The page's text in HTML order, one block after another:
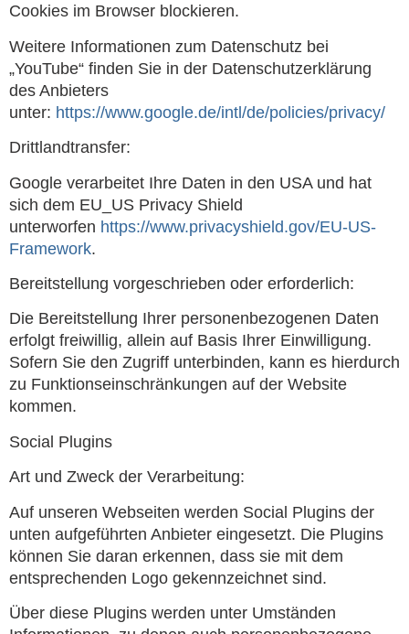
Cookies im Browser blockieren.
Weitere Informationen zum Datenschutz bei
„YouTube“ finden Sie in der Datenschutzerklärung
des Anbieters
unter: https://www.google.de/intl/de/policies/privacy/
Drittlandtransfer:
Google verarbeitet Ihre Daten in den USA und hat
sich dem EU_US Privacy Shield
unterworfen https://www.privacyshield.gov/EU-US-
Framework.
Bereitstellung vorgeschrieben oder erforderlich:
Die Bereitstellung Ihrer personenbezogenen Daten
erfolgt freiwillig, allein auf Basis Ihrer Einwilligung.
Sofern Sie den Zugriff unterbinden, kann es hierdurch
zu Funktionseinschränkungen auf der Website
kommen.
Social Plugins
Art und Zweck der Verarbeitung:
Auf unseren Webseiten werden Social Plugins der
unten aufgeführten Anbieter eingesetzt. Die Plugins
können Sie daran erkennen, dass sie mit dem
entsprechenden Logo gekennzeichnet sind.
Über diese Plugins werden unter Umständen